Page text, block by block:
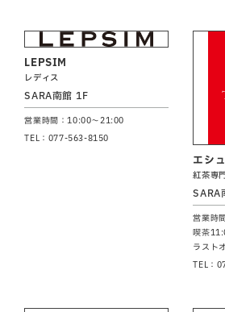
LEPSIM
レディス
SARA南館 1F
営業時間：10:00～21:00
TEL：077-563-8150
エシ
紅茶専
SARA
営業時
喫茶
ラスト
TEL：